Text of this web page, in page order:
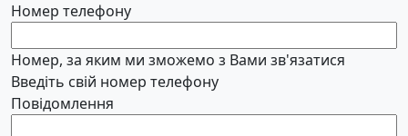
Номер телефону
Номер, за яким ми зможемо з Вами зв'язатися
Введіть свій номер телефону
Повідомлення